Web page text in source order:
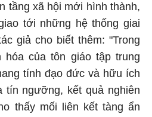
tầng xã hội mới hình thành,
tới những hệ thống giai
giả cho biết thêm: "Trong
hóa của tôn giáo tập trung
tính đạo đức và hữu ích
tín ngưỡng, kết quả nghiên
thấy mối liên kết tàng ẩn